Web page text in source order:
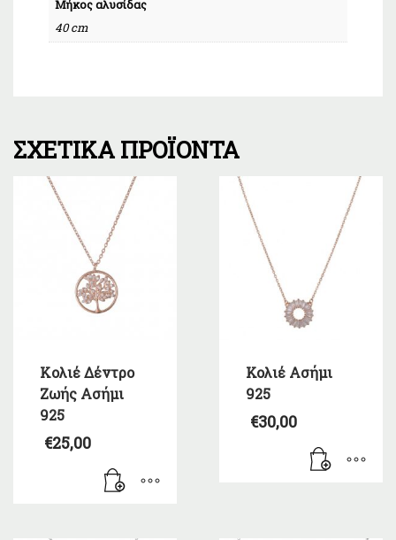
Μήκος αλυσίδας
40 cm
ΣΧΕΤΙΚΆ ΠΡΟΪΌΝΤΑ
Kολιέ Δέντρο
Ζωής Ασήμι
925
€25,00
Κολιέ Ασήμι
925
€30,00